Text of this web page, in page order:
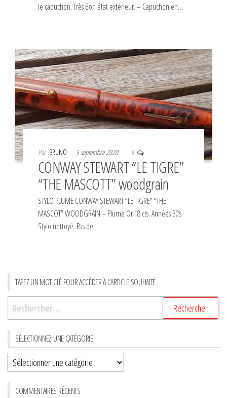
le capuchon. Très Bon état extérieur. – Capuchon en…
Par BRUNO 5 septembre 2020 0
CONWAY STEWART “LE TIGRE”
“THE MASCOTT” woodgrain
STYLO PLUME CONWAY STEWART “LE TIGRE” “THE
MASCOT” WOODGRAIN – Plume Or 18 cts. Années 30’s
Stylo nettoyé. Pas de…
TAPEZ UN MOT CLÉ POUR ACCÉDER À L’ARTICLE SOUHAITÉ
Rechercher :
SÉLECTIONNEZ UNE CATÉGORIE
Sélectionnez
une
CATÉGORIE
COMMENTAIRES RÉCENTS